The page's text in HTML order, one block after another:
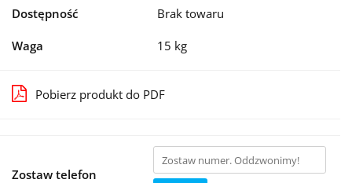
Dostępność Brak towaru
Waga 15 kg
Pobierz produkt do PDF
Zostaw telefon